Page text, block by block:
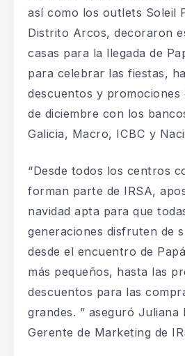
así como los outlets Soleil
Distrito Arcos, decoraron
casas para la llegada de
para celebrar las fiestas,
descuentos y promociones
de diciembre con los
Galicia, Macro, ICBC y
“Desde todos los centros
forman parte de IRSA,
navidad apta para que
generaciones disfruten de
desde el encuentro de
más pequeños, hasta las
descuentos para las
grandes. ” aseguró Juliana
Gerente de Marketing de